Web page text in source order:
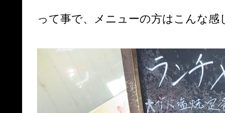
って事で、メニューの方はこんな感